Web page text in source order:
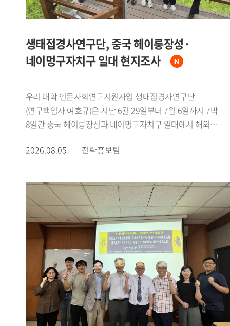
생태접경사연구단, 중국 헤이룽장성·
네이멍구자치구 일대 현지조사
우리 대학 인문사회연구지원사업 생태접경사연구단
(연구책임자 여호규)은 지난 6월 29일부터 7월 6일까지 7박
8일간 중국 헤이룽장성과 네이멍구자치구 일대에서 해외
참여했으며, 대흥안령 북서부의 생태환경과 북방유목민족의
역사문화를 조사 주제로 삼았다.조사단은 하얼빈과 치치하얼을
거쳐 어룬춘자치기 건허 어얼구나 만주리 하이라얼 자란툰으로
이어지는 노정을 밟았다. 가샨동 선비석실과 어원커족
순록문화 박물관, 후룬베이얼 역사박물관 등을 참관하는 한편,
넌강과 어얼구나강 유역, 어얼구나 습지, 후룬호를 직접
답사하며 삼림에서 수계, 초원으로 이어지는 자연환경의
변화를 확인했다.이번 조사를 통해 연구진은 에벤키
어룬춘족의 수렵 어로 목축 문화와 대흥안령 생태환경에 관한
자료를 폭넓게 수집했다. 특히 중 러 접경지대인 어얼구나강
유역과 만주리 일대에서 확인된 문화 요소들은 현지
소수민족의 문화와도 맞물리며 지역적 특색을 이루고 있었다.
수집된 성과는 향후 연구와 교육에 활용될 예정이다.
2026.08.05 전략홍보팀